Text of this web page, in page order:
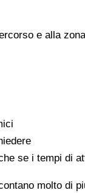
e alla
se i tempi di
molto di